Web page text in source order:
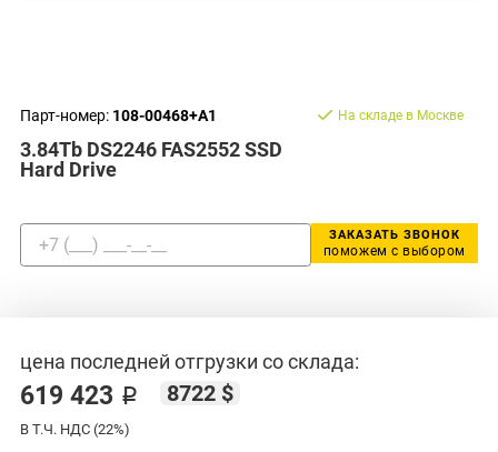
Парт-номер: 108-00468+A1
3.84Tb DS2246 FAS2552 SSD
Hard Drive
На складе в Москве
ЗАКАЗАТЬ ЗВОНОК
поможем с выбором
цена последней отгрузки со склада:
619 423 ₽ 8722 $
В Т.Ч. НДС (22%)